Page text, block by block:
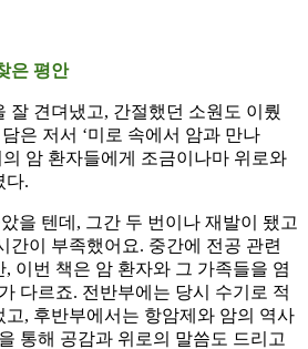
은 평안
잘 견뎌냈고, 간절했던 소원도 이뤘
은 저서 ‘미로 속에서 암과 만나
암 환자들에게 조금이나마 위로와
다.
을 텐데, 그간 두 번이나 재발이 됐고
간이 부족했어요. 중간에 전공 관련
이번 책은 암 환자와 그 가족들을 염
다르죠. 전반부에는 당시 수기로 적
, 후반부에서는 항암제와 암의 역사
통해 공감과 위로의 말씀도 드리고